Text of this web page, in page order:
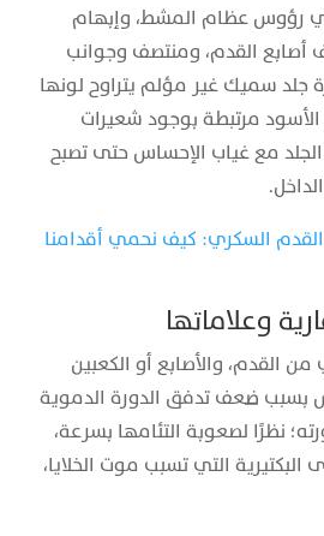
رؤوس عظام المشط، وإبهام
أصابع القدم، ومنتصف وجوانب
سميك غير مؤلم يتراوح لونها
مرتبطة بوجود شعيرات
مع غياب الإحساس حتى تصبح
السكري: كيف نحمي أقدامنا
وعلاماتها
القدم، والأصابع أو الكعبين
بسبب ضعف تدفق الدورة الدموية
نظرًا لصعوبة التئامها بسرعة،
التي تسبب موت الخلايا،